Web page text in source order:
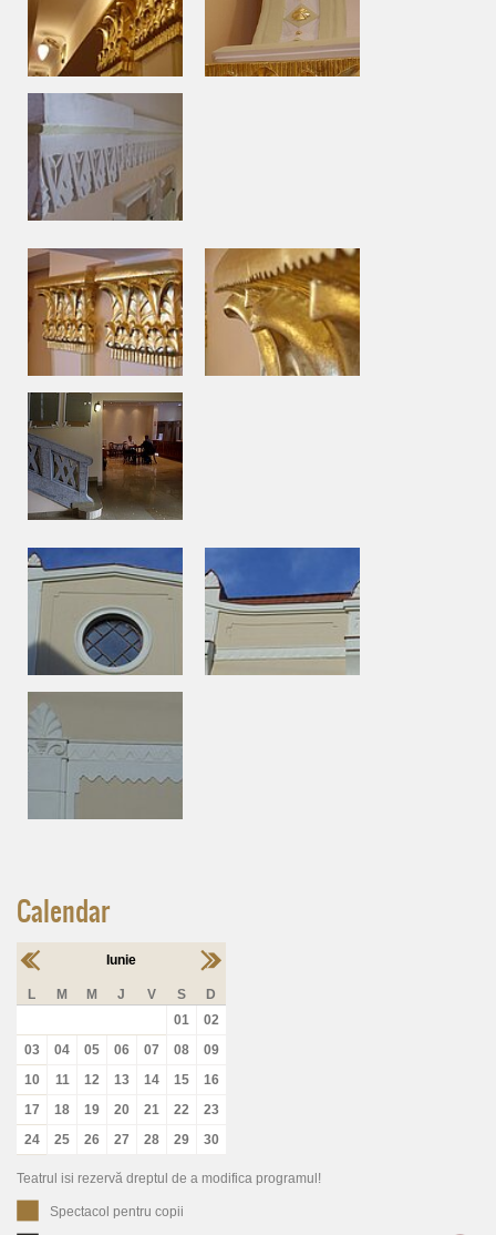
Calendar
Iunie
L M M J V S
D
01
02
03
04 05 06 07 08
09
10
11 12 13 14 15
16
17
18 19 20 21 22
23
24
25 26 27 28 29 30
Teatrul isi rezervă dreptul de a modifica programul!
Spectacol pentru copii